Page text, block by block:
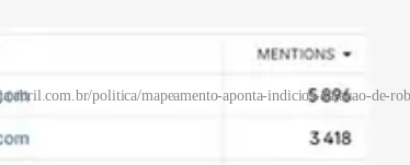
politica/mapeamento-aponta-indicios-da-acao-de-
desfile em apenas quatro dias. Parte dessas contas